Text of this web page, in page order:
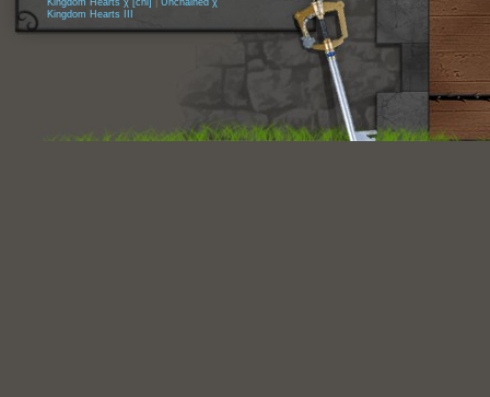
Kingdom Hearts χ [chi]
Unchained χ
Kingdom Hearts III